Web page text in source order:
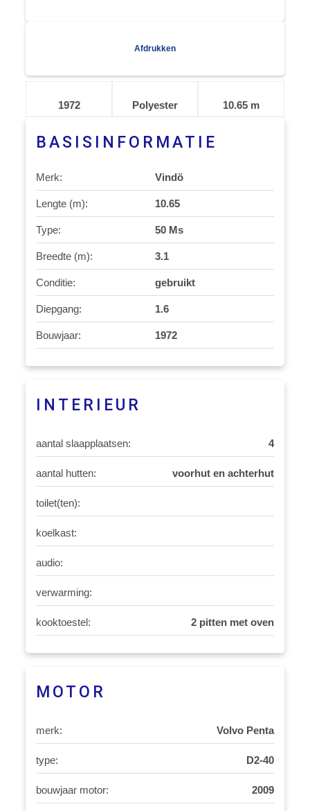
Afdrukken
1972 Polyester 10.65 m
BASISINFORMATIE
Merk: Vindö
Lengte (m): 10.65
Type: 50 Ms
Breedte (m): 3.1
Conditie: gebruikt
Diepgang: 1.6
Bouwjaar: 1972
INTERIEUR
aantal slaapplaatsen: 4
aantal hutten: voorhut en achterhut
toilet(ten):
koelkast:
audio:
verwarming:
kooktoestel: 2 pitten met oven
MOTOR
merk: Volvo Penta
type: D2-40
bouwjaar motor: 2009